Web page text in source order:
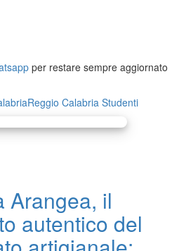
per restare sempre aggiornato
Reggio Calabria Studenti
Arangea, il
autentico del